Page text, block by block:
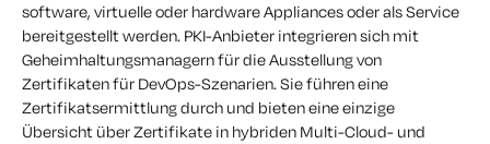
software, virtuelle oder hardware Appliances oder als Service
bereitgestellt werden. PKI-Anbieter integrieren sich mit
Geheimhaltungsmanagern für die Ausstellung von
Zertifikaten für DevOps-Szenarien. Sie führen eine
Zertifikatsermittlung durch und bieten eine einzige
Übersicht über Zertifikate in hybriden Multi-Cloud- und